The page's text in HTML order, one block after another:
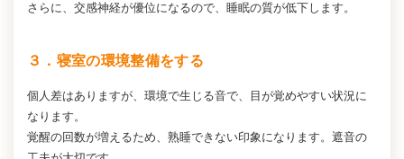
さらに、交感神経が優位になるので、睡眠の質が低下します。
３．寝室の環境整備をする
個人差はありますが、環境で生じる音で、目が覚めやすい状況に
なります。
覚醒の回数が増えるため、熟睡できない印象になります。遮音の